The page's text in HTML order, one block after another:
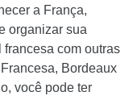
a França,
organizar sua
com outras
Bordeaux
você pode ter